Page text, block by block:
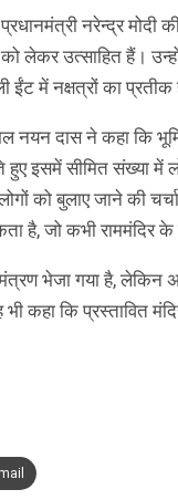
नरेन्द्र मोदी
लेकर उत्साहित हैं।
में नक्षत्रों का प्रतीक
नयन दास ने कहा
हुए इसमें सीमित संख्या
को बुलाए जाने की चर्चा
जो कभी राममंदिर के
भेजा गया है,
कहा कि प्रस्तावित